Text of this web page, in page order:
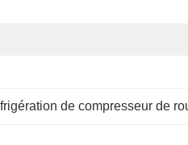
de compresseur de